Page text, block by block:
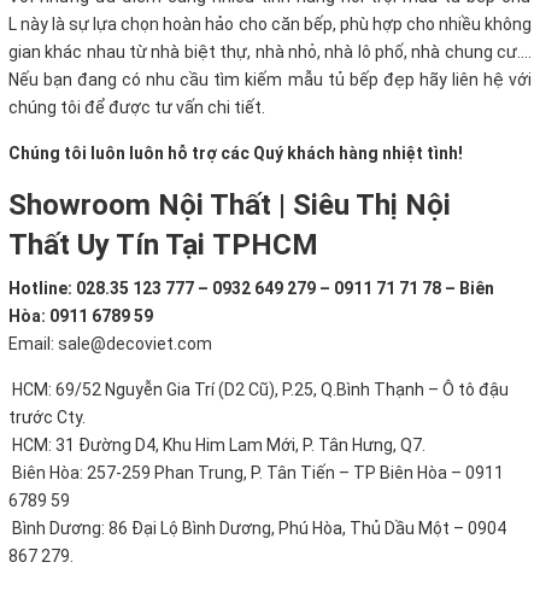
L này là sự lựa chọn hoàn hảo cho căn bếp, phù hợp cho nhiều không
gian khác nhau từ nhà biệt thự, nhà nhỏ, nhà lô phố, nhà chung cư….
Nếu bạn đang có nhu cầu tìm kiếm mẫu tủ bếp đẹp hãy liên hệ với
chúng tôi để được tư vấn chi tiết.
Chúng tôi luôn luôn hỗ trợ các Quý khách hàng nhiệt tình!
Showroom Nội Thất | Siêu Thị Nội
Thất Uy Tín Tại TPHCM
Hotline: 028.35 123 777 – 0932 649 279 – 0911 71 71 78 – Biên
Hòa: 0911 6789 59
Email: sale@decoviet.com
HCM: 69/52 Nguyễn Gia Trí (D2 Cũ), P.25, Q.Bình Thạnh – Ô tô đậu
trước Cty.
HCM: 31 Đường D4, Khu Him Lam Mới, P. Tân Hưng, Q7.
Biên Hòa: 257-259 Phan Trung, P. Tân Tiến – TP Biên Hòa – 0911
6789 59
Bình Dương: 86 Đại Lộ Bình Dương, Phú Hòa, Thủ Dầu Một – 0904
867 279.